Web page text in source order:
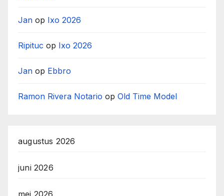
Jan op Ixo 2026
Ripituc op Ixo 2026
Jan op Ebbro
Ramon Rivera Notario op Old Time Model
augustus 2026
juni 2026